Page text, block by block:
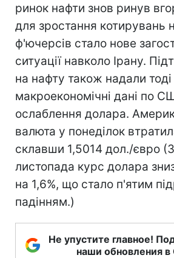
ринок нафти знов ринув
для зростання котирувань
ф'ючерсів стало нове
ситуації навколо Ірану.
на нафту також надали тоді
макроекономічні дані по
ослаблення долара.
валюта у понеділок
склавши 1,5014 дол./євро
листопада курс долара
на 1,6%, що стало п'ятим
падінням.)
Не упустите главное!
наши обновления в